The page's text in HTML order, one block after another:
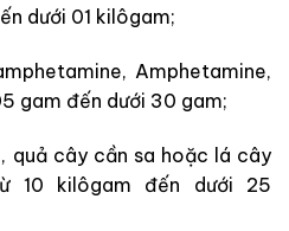
dưới 01 kilôgam;
Amphetamine,
gam đến dưới 30 gam;
quả cây cần sa hoặc lá cây
10 kilôgam đến dưới 25